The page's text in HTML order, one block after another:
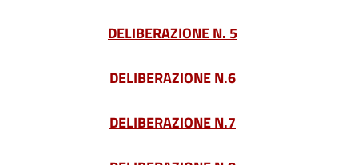
DELIBERAZIONE N. 5
DELIBERAZIONE N.6
DELIBERAZIONE N.7